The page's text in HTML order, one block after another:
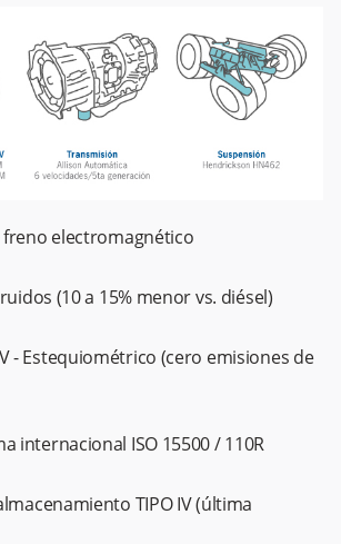
freno electromagnético
(10 a 15% menor vs. diésel)
- Estequiométrico (cero emisiones de
internacional ISO 15500 / 110R
TIPO IV (última